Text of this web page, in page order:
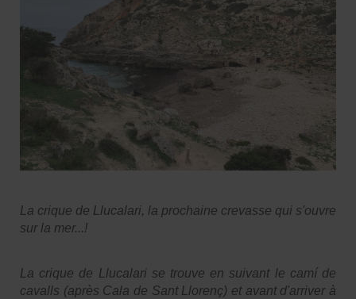
La crique de Llucalari, la prochaine crevasse qui s'ouvre
sur la mer...!
La crique de Llucalari se trouve en suivant le camí de
cavalls (après Cala de Sant Llorenç) et avant d'arriver à